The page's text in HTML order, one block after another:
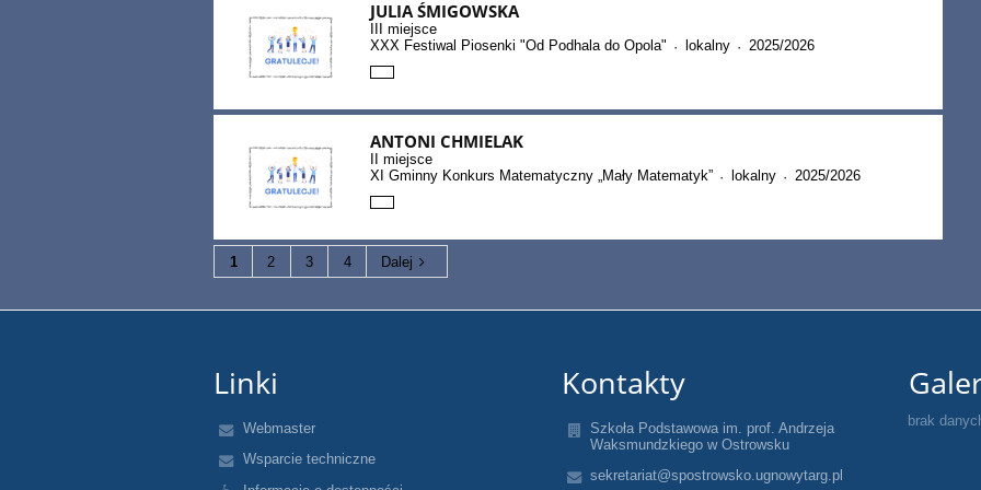
JULIA ŚMIGOWSKA
III miejsce
XXX Festiwal Piosenki "Od Podhala do Opola" · lokalny · 2025/2026
ANTONI CHMIELAK
II miejsce
XI Gminny Konkurs Matematyczny „Mały Matematyk” · lokalny · 2025/2026
1 2 3 4 Dalej
Linki
Webmaster
Wsparcie techniczne
Kontakty
Szkoła Podstawowa im. prof. Andrzeja
Waksmundzkiego w Ostrowsku
sekretariat@spostrowsko.ugnowytarg.pl
brak